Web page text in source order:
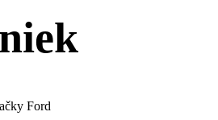
Ford